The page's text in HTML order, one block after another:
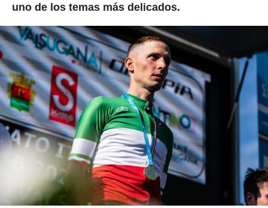
uno de los temas más delicados.